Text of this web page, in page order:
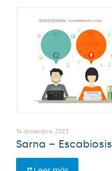
14 diciembre, 2023
Sarna – Escabiosis